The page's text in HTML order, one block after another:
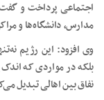
اجتماعی پرداخت و
مدارس، دانشگاه‌ها و
وی افزود: این رژیم
بلکه در مواردی که
نفاق بین اهالی تبدیل